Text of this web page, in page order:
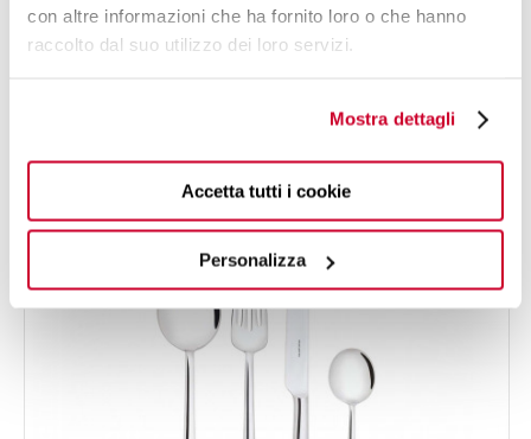
con altre informazioni che ha fornito loro o che hanno
raccolto dal suo utilizzo dei loro servizi.
Mostra dettagli
Accetta tutti i cookie
Personalizza
LATONDA
Set 24 pezzi in scatola Gallery - colore Acciaio -
PER 6 PERSONE